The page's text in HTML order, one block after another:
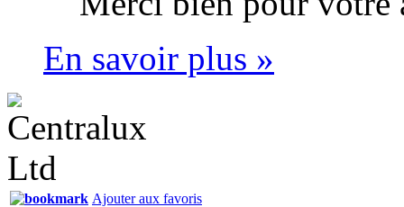
En savoir plus »
Ajouter aux favoris